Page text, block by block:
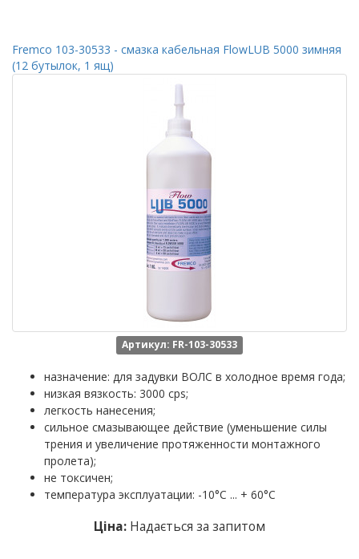
Fremco 103-30533 - смазка кабельная FlowLUB 5000 зимняя
(12 бутылок, 1 ящ)
Артикул: FR-103-30533
назначение: для задувки ВОЛС в холодное время года;
низкая вязкость: 3000 cps;
легкость нанесения;
сильное смазывающее действие (уменьшение силы
трения и увеличение протяженности монтажного
пролета);
не токсичен;
температура эксплуатации: -10°C ... + 60°C
Ціна: Надається за запитом